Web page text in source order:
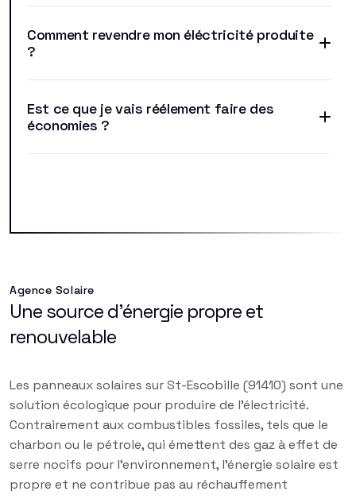
Comment revendre mon éléctricité produite
?
Est ce que je vais réélement faire des
économies ?
Agence Solaire
Une source d'énergie propre et
renouvelable
Les panneaux solaires sur St-Escobille (91410) sont une
solution écologique pour produire de l'électricité.
Contrairement aux combustibles fossiles, tels que le
charbon ou le pétrole, qui émettent des gaz à effet de
serre nocifs pour l'environnement, l'énergie solaire est
propre et ne contribue pas au réchauffement